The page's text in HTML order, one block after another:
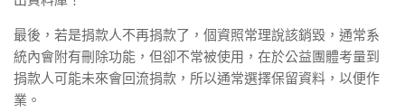
最後，若是捐款人不再捐款了，個資照常理說該銷毀，通常系
統內會附有刪除功能，但卻不常被使用，在於公益團體考量到
捐款人可能未來會回流捐款，所以通常選擇保留資料，以便作
業。